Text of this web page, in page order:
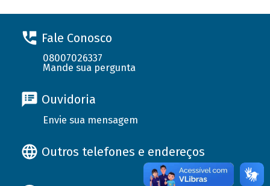
Fale Conosco
08007026337
Mande sua pergunta
Ouvidoria
Envie sua mensagem
Outros telefones e endereços